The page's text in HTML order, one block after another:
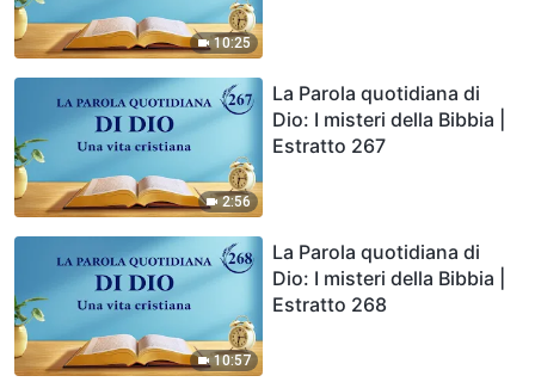
10:25
2:56
La Parola quotidiana di
Dio: I misteri della Bibbia |
Estratto 267
10:57
La Parola quotidiana di
Dio: I misteri della Bibbia |
Estratto 268